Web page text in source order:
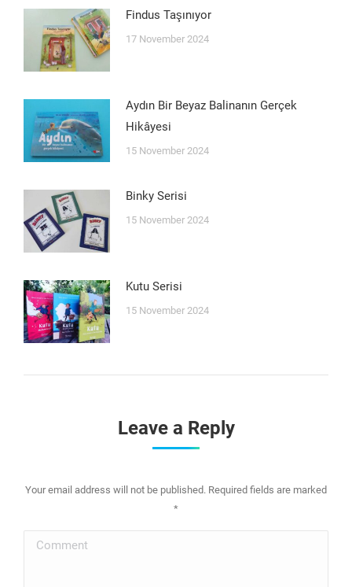
Findus Taşınıyor
17 November 2024
Aydın Bir Beyaz Balinanın Gerçek
Hikâyesi
15 November 2024
Binky Serisi
15 November 2024
Kutu Serisi
15 November 2024
Leave a Reply
Your email address will not be published. Required fields are marked
*
Comment